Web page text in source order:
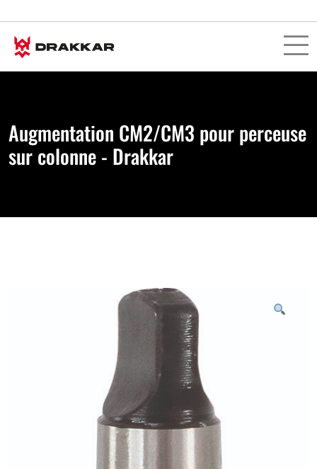
Augmentation CM2/CM3 pour perceuse
sur colonne - Drakkar